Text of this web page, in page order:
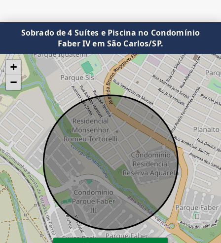
Sobrado de 4 Suítes e Piscina no Condomínio
Faber IV em São Carlos/SP.
+
−